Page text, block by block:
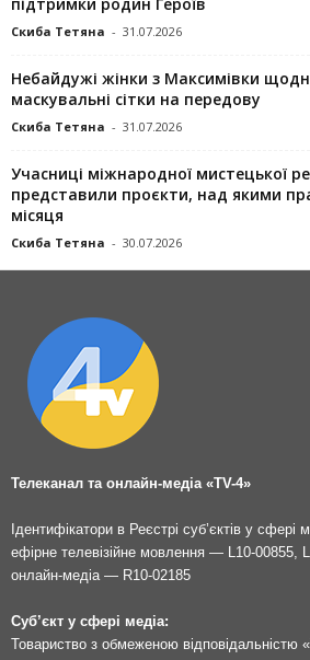
Скиба Тетяна - 31.07.2026
Небайдужі жінки з Максимівки
маскувальні сітки на передову
Скиба Тетяна - 31.07.2026
Учасниці міжнародної мистецької
представили проєкти, над якими
місяця
Скиба Тетяна - 30.07.2026
Телеканал та онлайн-медіа «TV-4»
Ідентифікатори в Реєстрі суб’єктів у сфері
ефірне телевізійне мовлення — L10-00855,
онлайн-медіа — R10-02185
Суб’єкт у сфері медіа:
Товариство з обмеженою відповідальністю